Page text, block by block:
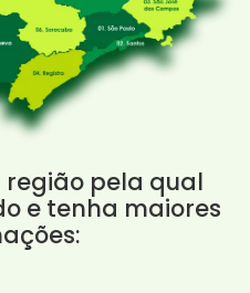
região pela qual
e tenha maiores